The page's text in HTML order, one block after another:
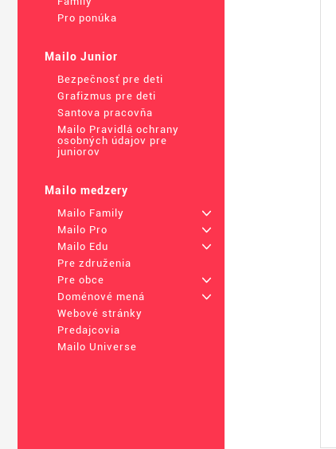
Pro ponúka
Mailo Junior
Bezpečnosť pre deti
Grafizmus pre deti
Santova pracovňa
Mailo Pravidlá ochrany
osobných údajov pre
juniorov
Mailo medzery
Mailo Family
+
Mailo Pro
+
Mailo Edu
+
Pre združenia
Pre obce
+
Doménové mená
+
Webové stránky
Predajcovia
Mailo Universe